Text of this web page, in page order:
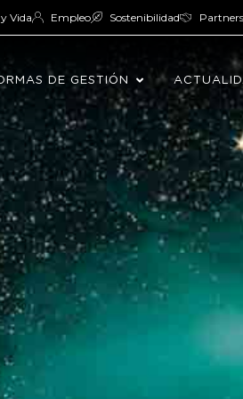
Vida Empleo Sostenibilidad Partners
DE GESTIÓN